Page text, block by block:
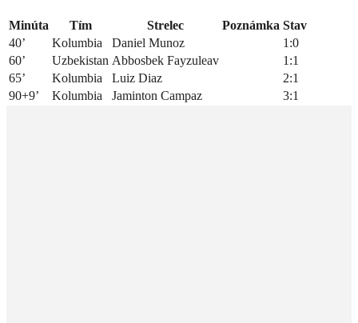
Minúta Tím Strelec Poznámka Stav
40’
Kolumbia Daniel Munoz
1:0
60’
Uzbekistan Abbosbek Fayzuleav
1:1
65’
Kolumbia Luiz Diaz
2:1
90+9’
Kolumbia Jaminton Campaz 3:1